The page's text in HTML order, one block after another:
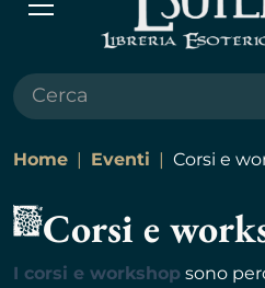
Apri
Home Eventi Corsi e
Corsi e
I corsi e workshop sono